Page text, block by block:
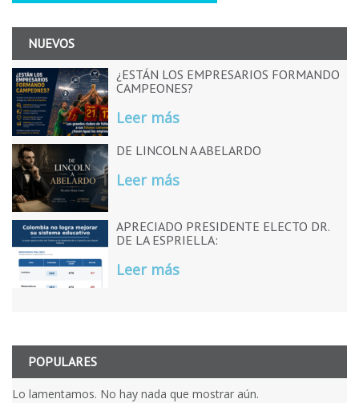
NUEVOS
¿ESTÁN LOS EMPRESARIOS FORMANDO
CAMPEONES?
Leer más
DE LINCOLN A ABELARDO
Leer más
APRECIADO PRESIDENTE ELECTO DR.
DE LA ESPRIELLA:
Leer más
POPULARES
Lo lamentamos. No hay nada que mostrar aún.